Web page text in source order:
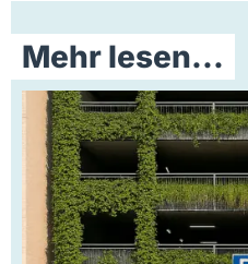
Mehr lesen...